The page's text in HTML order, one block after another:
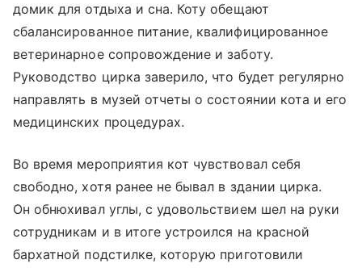
домик для отдыха и сна. Коту обещают
сбалансированное питание, квалифицированное
ветеринарное сопровождение и заботу.
Руководство цирка заверило, что будет регулярно
направлять в музей отчеты о состоянии кота и его
медицинских процедурах.
Во время мероприятия кот чувствовал себя
свободно, хотя ранее не бывал в здании цирка.
Он обнюхивал углы, с удовольствием шел на руки
сотрудникам и в итоге устроился на красной
бархатной подстилке, которую приготовили